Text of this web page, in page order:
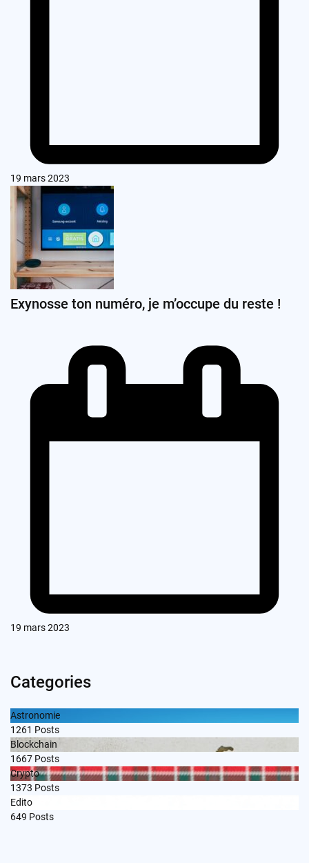
19 mars 2023
Exynosse ton numéro, je m’occupe du reste !
19 mars 2023
Categories
Astronomie
1261 Posts
Blockchain
1667 Posts
Crypto
1373 Posts
Edito
649 Posts